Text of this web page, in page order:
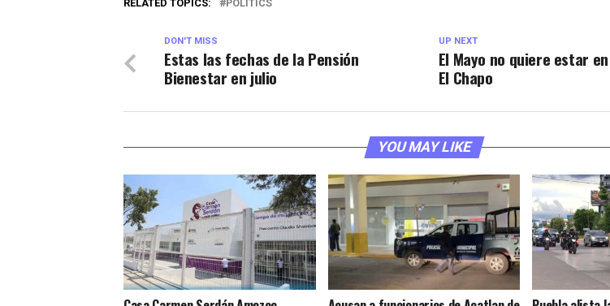
RELATED TOPICS: POLITICS
UP NEXT
El Mayo no quiere estar
El Chapo
DON'T MISS
Estas las fechas de la Pensión
Bienestar en julio
YOU MAY LIKE